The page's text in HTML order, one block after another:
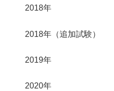
2018年
2018年（追加試験）
2019年
2020年